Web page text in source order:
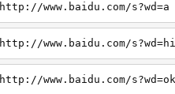
http://www.baidu.com/s?wd=a
http://www.baidu.com/s?wd=hi
http://www.baidu.com/s?wd=ok